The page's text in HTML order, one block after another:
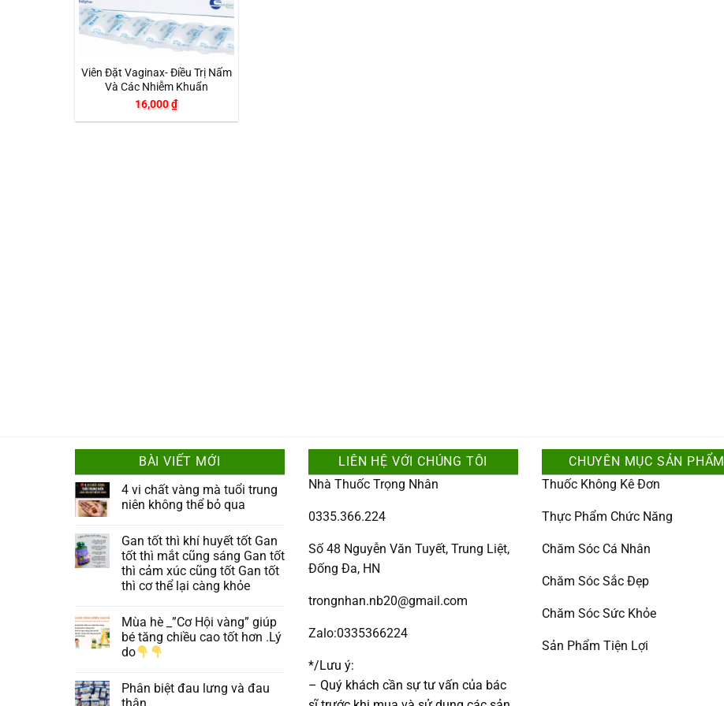
Viên Đặt Vaginax- Điều Trị Nấm
Và Các Nhiễm Khuẩn
16,000₫
BÀI VIẾT MỚI
4 vi chất vàng mà tuổi trung
niên không thể bỏ qua
Gan tốt thì khí huyết tốt Gan
tốt thì mắt cũng sáng Gan tốt
thì cảm xúc cũng tốt Gan tốt
thì cơ thể lại càng khỏe
Mùa hè _”Cơ Hội vàng” giúp
bé tăng chiều cao tốt hơn .Lý
do
Phân biệt đau lưng và đau
LIÊN HỆ VỚI CHÚNG TÔI
Nhà Thuốc Trọng Nhân
0335.366.224
Số 48 Nguyễn Văn Tuyết, Trung Liệt,
Đống Đa, HN
trongnhan.nb20@gmail.com
Zalo:0335366224
*/Lưu ý:
– Quý khách cần sự tư vấn của bác
CHUYÊN MỤC SẢN PHẨM
Thuốc Không Kê Đơn
Thực Phẩm Chức Năng
Chăm Sóc Cá Nhân
Chăm Sóc Sắc Đẹp
Chăm Sóc Sức Khỏe
Sản Phẩm Tiện Lợi